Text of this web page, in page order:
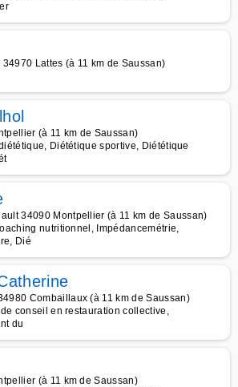
Lattes (à 11 km de Saussan)
(à 11 km de Saussan)
Diététique sportive, Diététique
34090 Montpellier (à 11 km de Saussan)
nutritionnel, Impédancemétrie,
Dié
Combaillaux (à 11 km de Saussan)
conseil en restauration collective,
du
(à 11 km de Saussan)